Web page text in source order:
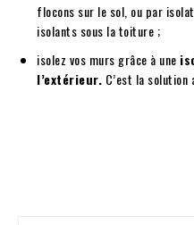
flocons sur le sol, ou par
isolants sous la toiture ;
isolez vos murs grâce à une
l’extérieur. C’est la solution